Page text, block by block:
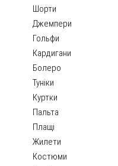
Шорти
Джемпери
Гольфи
Кардигани
Болеро
Туніки
Куртки
Пальта
Плащі
Жилети
Костюми